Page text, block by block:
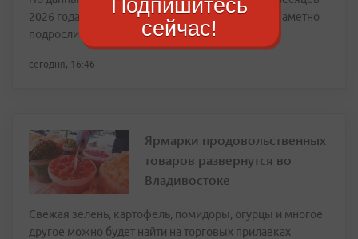
2026 года зарплатные предложения в регионе заметно
подросли
сегодня, 16:46
Ярмарки продовольственных
товаров развернутся во
Владивостоке
Свежая зелень, картофель, помидоры, огурцы и многое
другое можно будет найти на торговых прилавках
Подпишитесь
сейчас!